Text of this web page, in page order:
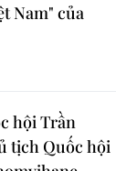
Nam" của
hội Trần
tịch Quốc hội